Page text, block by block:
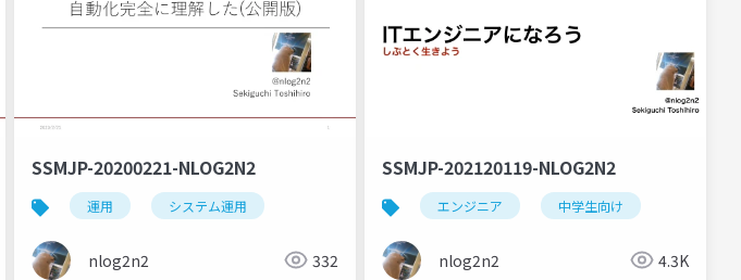
SSMJP-20200221-NLOG2N2
運用 システム運用
nlog2n2 332
SSMJP-202120119-NLOG2N2
エンジニア 中学生向け
nlog2n2 4.3K